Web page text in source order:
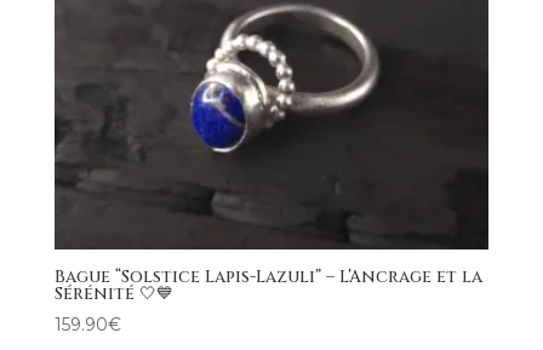
Bague “Solstice Lapis-Lazuli” – L’Ancrage et la
Sérénité 🤍💙
159.90€